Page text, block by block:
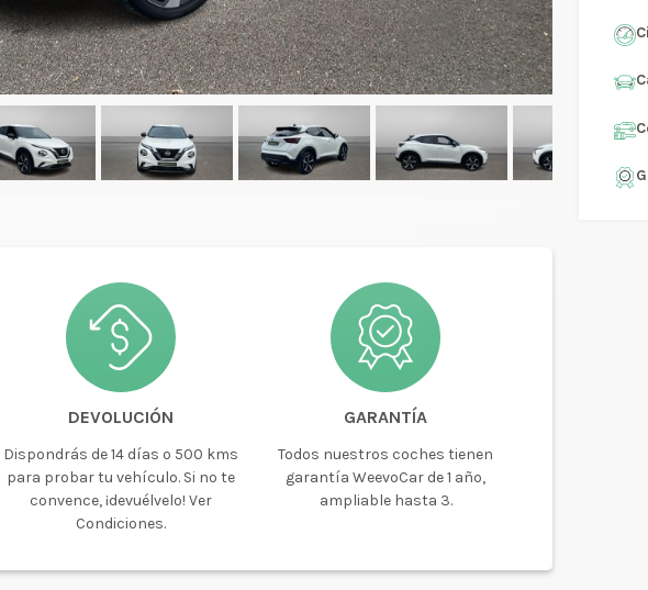
DEVOLUCIÓN
Dispondrás de 14 días o 500 kms
para probar tu vehículo. Si no te
convence, ¡devuélvelo! Ver
Condiciones.
GARANTÍA
Todos nuestros coches tienen
garantía WeevoCar de 1 año,
ampliable hasta 3.